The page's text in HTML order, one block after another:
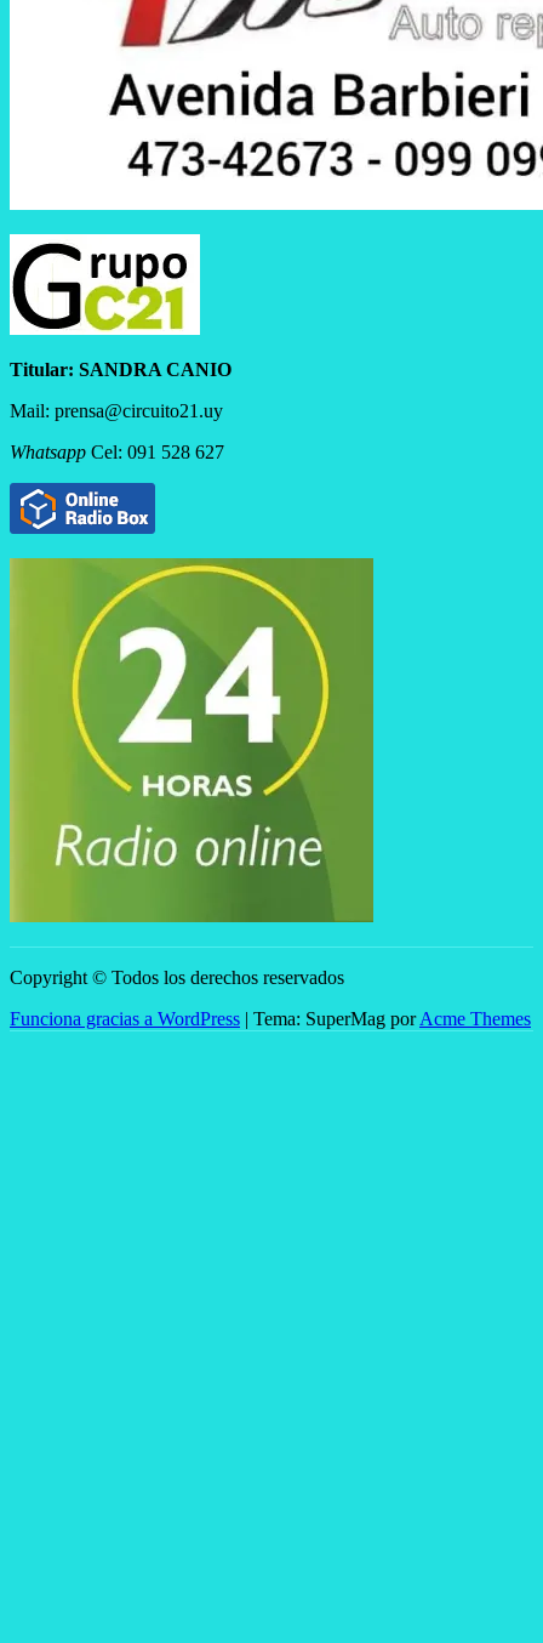
Titular: SANDRA CANIO
Mail: prensa@circuito21.uy
Whatsapp Cel: 091 528 627
Copyright © Todos los derechos reservados
Funciona gracias a WordPress | Tema: SuperMag porAcme Themes